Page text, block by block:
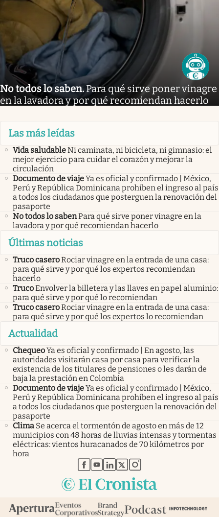
No todos lo saben. Para qué sirve poner vinagre
en la lavadora y por qué recomiendan hacerlo
Las más leídas
Vida saludableNi caminata, ni bicicleta, ni gimnasio: el
mejor ejercicio para cuidar el corazón y mejorar la
circulación
Documento de viajeYa es oficial y confirmado | México,
Perú y República Dominicana prohíben el ingreso al país
a todos los ciudadanos que posterguen la renovación del
pasaporte
No todos lo sabenPara qué sirve poner vinagre en la
lavadora y por qué recomiendan hacerlo
Últimas noticias
Truco caseroRociar vinagre en la entrada de una casa:
para qué sirve y por qué los expertos recomiendan
hacerlo
TrucoEnvolver la billetera y las llaves en papel aluminio:
para qué sirve y por qué lo recomiendan
Truco caseroRociar vinagre en la entrada de una casa:
para qué sirve y por qué los expertos lo recomiendan
Actualidad
ChequeoYa es oficial y confirmado | En agosto, las
autoridades visitarán casa por casa para verificar la
existencia de los titulares de pensiones o les darán de
baja la prestación en Colombia
Documento de viajeYa es oficial y confirmado | México,
Perú y República Dominicana prohíben el ingreso al país
a todos los ciudadanos que posterguen la renovación del
pasaporte
Clima Se acerca el tormentón de agosto en más de 12
municipios con 48 horas de lluvias intensas y tormentas
eléctricas: vientos huracanados de 70 kilómetros por
hora
abre en nueva pestaña
abre en nueva pestaña
abre en nueva pestaña
abre en nueva pestaña
abre en nueva pestaña